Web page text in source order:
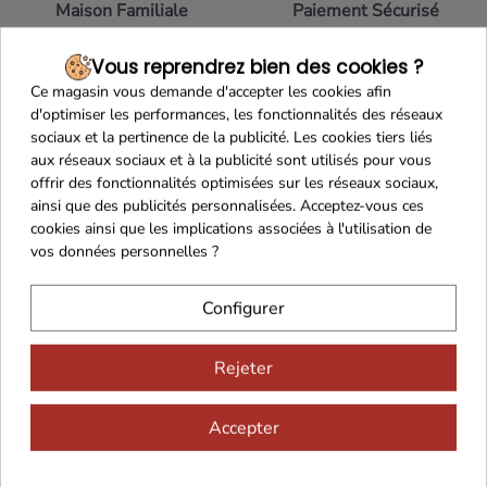
Maison Familiale Paiement Sécurisé
Franco de port 79€ Livraison 24h/48h
Cadeaux dès 99€
Vous reprendrez bien des cookies ?
Ce magasin vous demande d'accepter les cookies afin
d'optimiser les performances, les fonctionnalités des réseaux
sociaux et la pertinence de la publicité. Les cookies tiers liés
aux réseaux sociaux et à la publicité sont utilisés pour vous
offrir des fonctionnalités optimisées sur les réseaux sociaux,
ainsi que des publicités personnalisées. Acceptez-vous ces
cookies ainsi que les implications associées à l'utilisation de
vos données personnelles ?
Configurer
Rejeter
Accepter